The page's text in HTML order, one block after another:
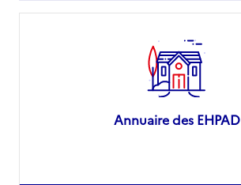
Annuaire des EHPAD